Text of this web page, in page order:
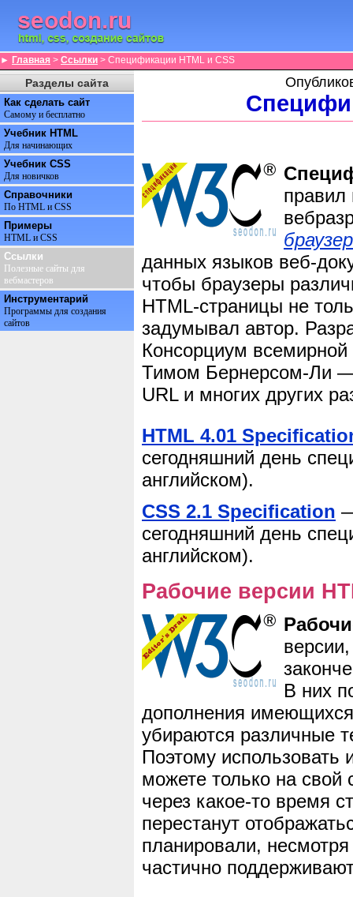
► Главная > Ссылки > Спецификации HTML и CSS
правил
данных языков веб-
чтобы браузеры
HTML-страницы не
задумывал автор.
Консорциум
Тимом Бернерсом-Ли —
URL и многих других
HTML 4.01
сегодняшний день
английском).
CSS 2.1 Specification
сегодняшний день
английском).
Рабочие версии
В них
дополнения
убираются различные
Поэтому использовать
можете только на свой
через какое-то время
перестанут
планировали,
частично
Разделы сайта
Как сделать сайт
Самому и бесплатно
Учебник HTML
Для начинающих
Учебник CSS
Для новичков
Справочники
По HTML и CSS
Примеры
HTML и CSS
Ссылки
Полезные сайты для
вебмастеров
Инструментарий
Программы для создания
сайтов